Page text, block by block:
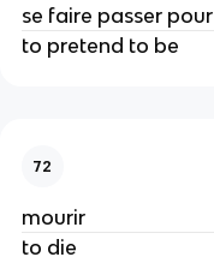
se faire passer pour
to pretend to be
72
mourir
to die